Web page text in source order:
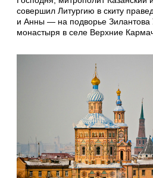
совершил Литургию в скиту
и Анны — на подворье Зилантова
монастыря в селе Верхние